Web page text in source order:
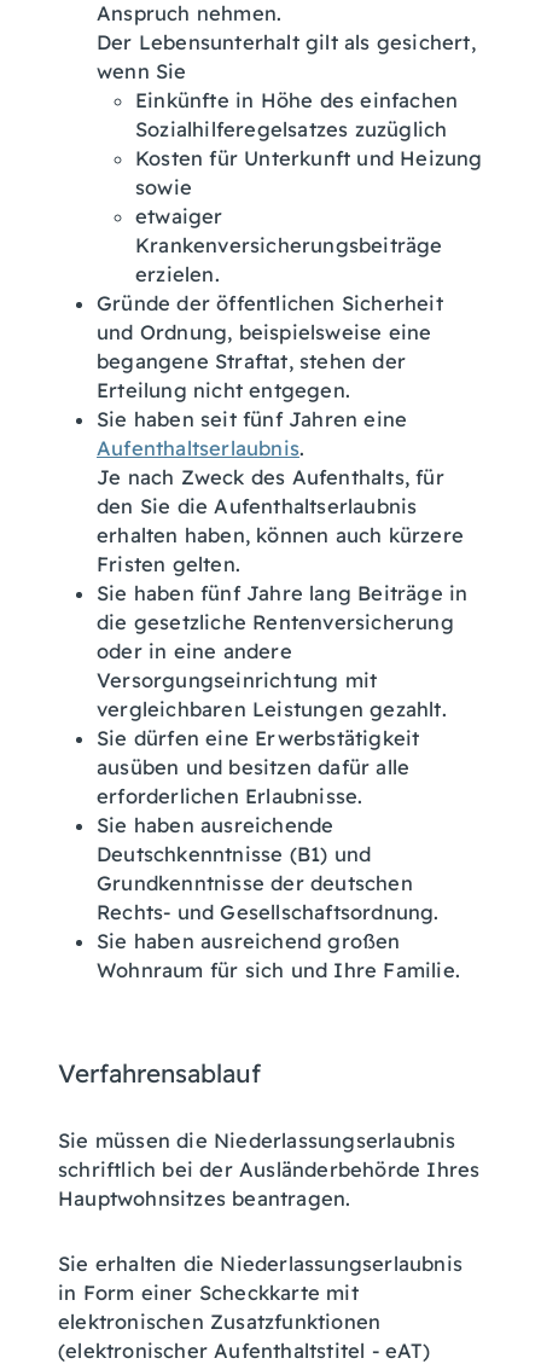
Anspruch nehmen.
Der Lebensunterhalt gilt als gesichert,
wenn Sie
Einkünfte in Höhe des einfachen
Sozialhilferegelsatzes zuzüglich
Kosten für Unterkunft und Heizung
sowie
etwaiger
Krankenversicherungsbeiträge
erzielen.
Gründe der öffentlichen Sicherheit
und Ordnung, beispielsweise eine
begangene Straftat, stehen der
Erteilung nicht entgegen.
Sie haben seit fünf Jahren eine
Aufenthaltserlaubnis.
Je nach Zweck des Aufenthalts, für
den Sie die Aufenthaltserlaubnis
erhalten haben, können auch kürzere
Fristen gelten.
Sie haben fünf Jahre lang Beiträge in
die gesetzliche Rentenversicherung
oder in eine andere
Versorgungseinrichtung mit
vergleichbaren Leistungen gezahlt.
Sie dürfen eine Erwerbstätigkeit
ausüben und besitzen dafür alle
erforderlichen Erlaubnisse.
Sie haben ausreichende
Deutschkenntnisse (B1) und
Grundkenntnisse der deutschen
Rechts- und Gesellschaftsordnung.
Sie haben ausreichend großen
Wohnraum für sich und Ihre Familie.
Verfahrensablauf
Sie müssen die Niederlassungserlaubnis
schriftlich bei der Ausländerbehörde Ihres
Hauptwohnsitzes beantragen.
Sie erhalten die Niederlassungserlaubnis
in Form einer Scheckkarte mit
elektronischen Zusatzfunktionen
(elektronischer Aufenthaltstitel - eAT)